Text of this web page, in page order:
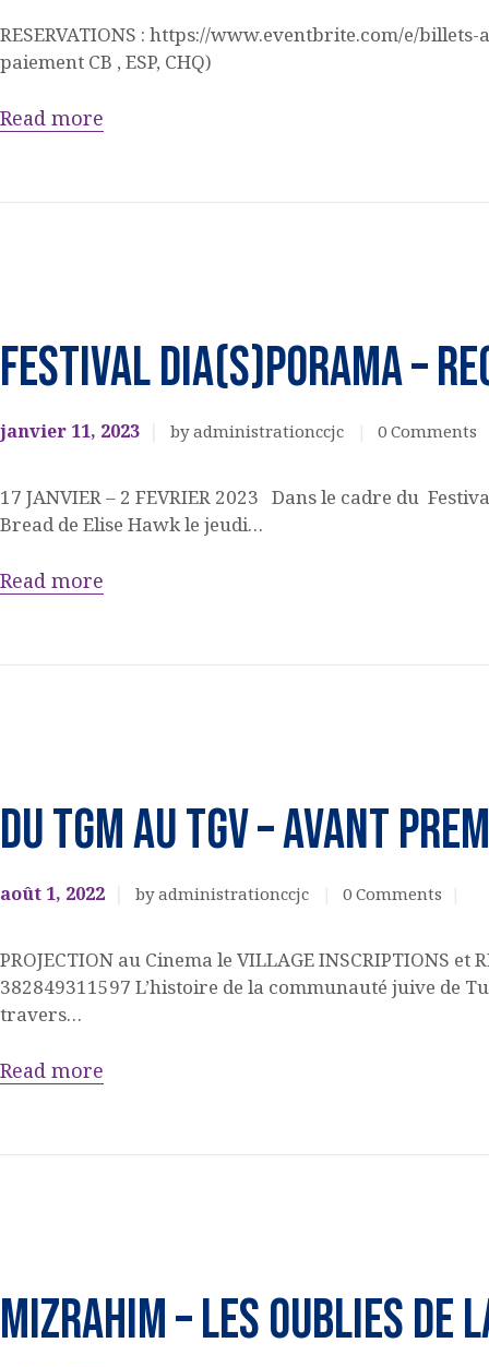
ACQUISITION DU
CENTRE
RESERVATIONS : https://www.eventbrite.com/e/
paiement CB , ESP, CHQ)
Read more
EVENEMENTS
CULTURELS
FESTIVAL
janvier 11, 2023 by administrationccjc 0 Comments
17 JANVIER – 2 FEVRIER 2023 Dans le cadre du
Bread de Elise Hawk le jeudi…
Read more
EVENEMENTS
CULTURELS
DU TGM au TGV – AVANT
août 1, 2022 by administrationccjc 0 Comments
PROJECTION au Cinema le VILLAGE INSCRIPTIONS
382849311597 L’histoire de la communauté juive de
travers…
Read more
EVENEMENTS
CULTURELS
MIZRAHIM – LES OUBLIES DE